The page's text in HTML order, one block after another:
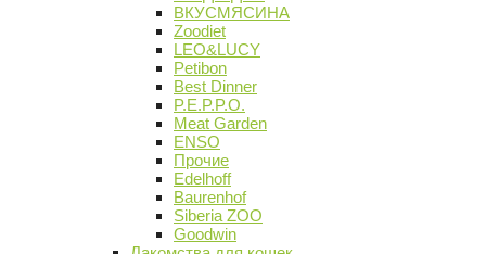
ВКУСМЯСИНА
Zoodiet
LEO&LUCY
Petibon
Best Dinner
P.E.P.P.O.
Meat Garden
ENSO
Прочие
Edelhoff
Baurenhof
Siberia ZOO
Goodwin